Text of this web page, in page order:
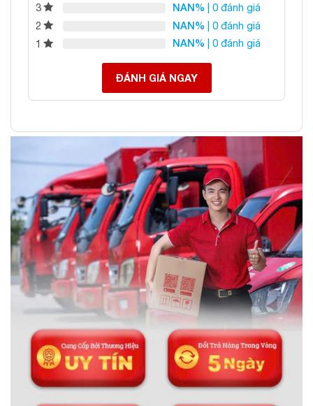
3
NAN% | 0 đánh giá
2
NAN% | 0 đánh giá
1
NAN% | 0 đánh giá
ĐÁNH GIÁ NGAY